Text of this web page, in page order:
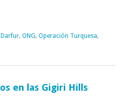
Darfur, ONG, Operación Turquesa,
en las Gigiri Hills